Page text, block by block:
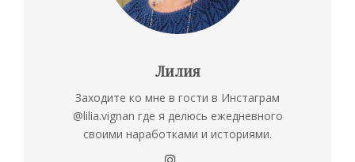
Лилия
Заходите ко мне в гости в Инстаграм
@lilia.vignan где я делюсь ежедневного
своими наработками и историями.